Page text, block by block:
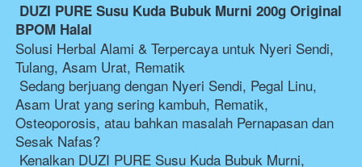
DUZI PURE Susu Kuda Bubuk Murni 200g Original
BPOM Halal
Solusi Herbal Alami & Terpercaya untuk Nyeri Sendi,
Tulang, Asam Urat, Rematik
Asam Urat yang sering kambuh, Rematik,
Osteoporosis, atau bahkan masalah Pernapasan dan
Sesak Nafas?